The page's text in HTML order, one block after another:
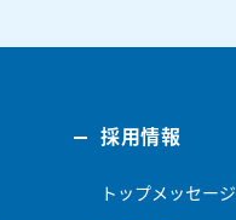
採用情報
トップメッセージ